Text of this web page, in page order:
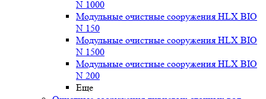
N 1000
Модульные очистные сооружения HLX BIO
N 150
Модульные очистные сооружения HLX BIO
N 1500
Модульные очистные сооружения HLX BIO
N 200
Еще